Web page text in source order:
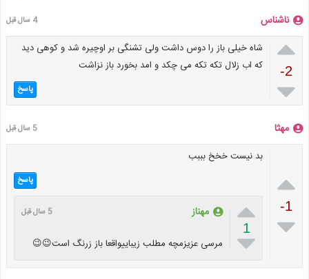
ناشناس 4 سال قبل

-2

شاه خیلی باز را دوس داشت ولی تشنگی بر اوچیره شد و کوهی دید
که اب زلال تکه تکه می چکد و امد بخورد باز نزاشت
پاسخ
مهثا 5 سال قبل

-1

بد نیست خخخ بببب
پاسخ

1

مهناز 5 سال قبل
مرسی عزیزمچه مطلب زیباییواقعا باز زرنگ است😉😉